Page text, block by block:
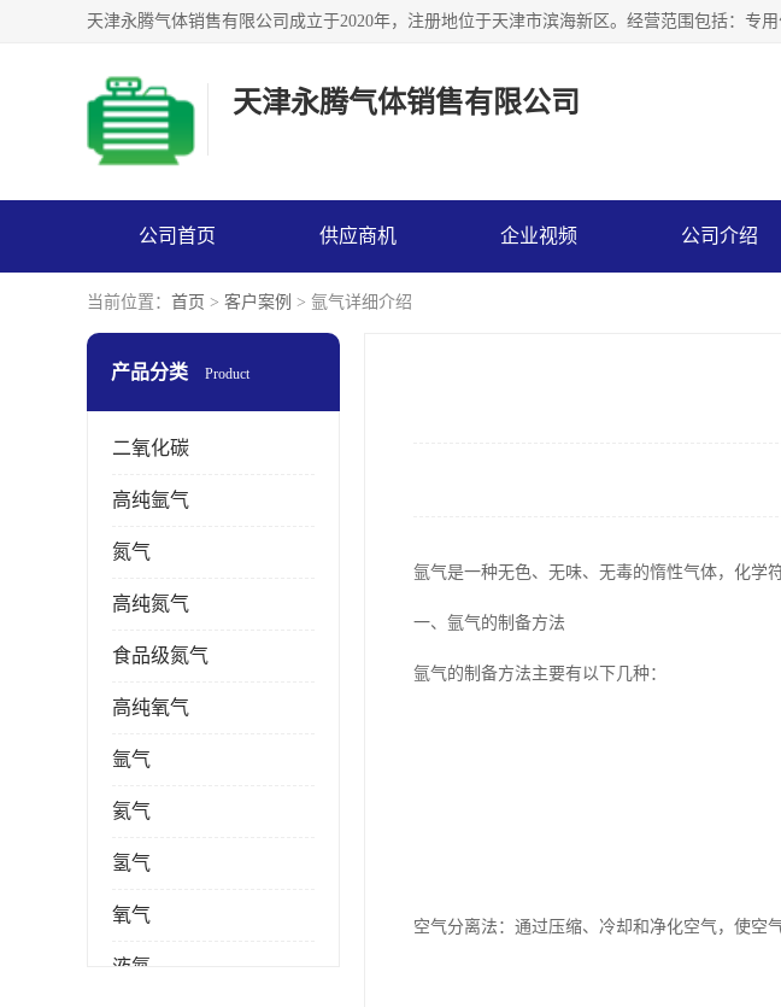
天津永腾气体销售有限公司
公司首页 供应商机 企业视频 公司介绍
当前位置： 首页 > 客户案例 > 氩气详细介绍
产品分类 Product
二氧化碳
高纯氩气
氮气
高纯氮气
食品级氮气
高纯氧气
氩气
氦气
氢气
氧气
液氮
氩气是一种无色、无味、无毒的惰性气体，化学
一、氩气的制备方法
氩气的制备方法主要有以下几种：
空气分离法：通过压缩、冷却和净化空气，使空